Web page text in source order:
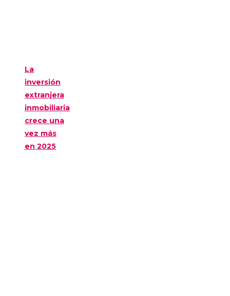
La
inversión
extranjera
inmobiliaria
crece una
vez más
en 2025